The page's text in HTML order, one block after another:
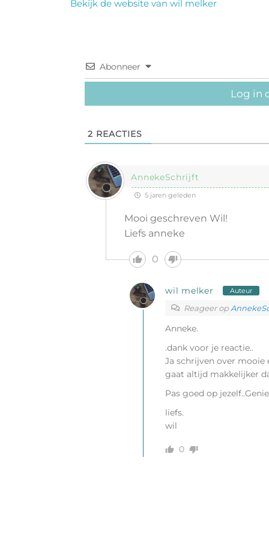
Bekijk de website van wil melker
Abonneer
Log in
2 REACTIES
AnnekeSchrijft
5 jaren geleden
Mooi geschreven Wil!
Liefs anneke
0
wil melker Auteur
Reageer op
Anneke.
.dank voor je reactie..
Ja schrijven over mooie
gaat altijd makkelijker
Pas goed op
liefs.
wil
0